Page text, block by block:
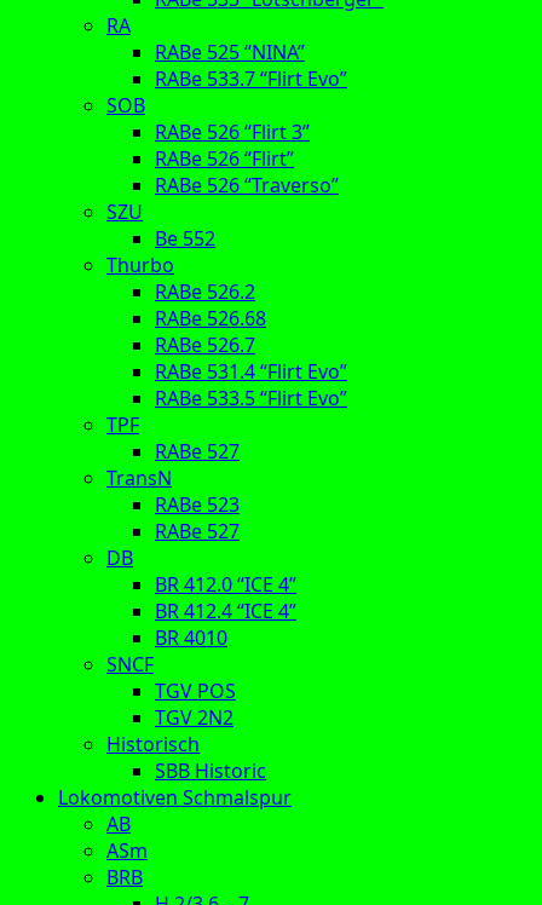
RA
RABe 525 “NINA”
RABe 533.7 “Flirt Evo”
SOB
RABe 526 “Flirt 3”
RABe 526 “Flirt”
RABe 526 “Traverso”
SZU
Be 552
Thurbo
RABe 526.2
RABe 526.68
RABe 526.7
RABe 531.4 “Flirt Evo”
RABe 533.5 “Flirt Evo”
TPF
RABe 527
TransN
RABe 523
RABe 527
DB
BR 412.0 “ICE 4”
BR 412.4 “ICE 4”
BR 4010
SNCF
TGV POS
TGV 2N2
Historisch
SBB Historic
Lokomotiven Schmalspur
AB
ASm
BRB